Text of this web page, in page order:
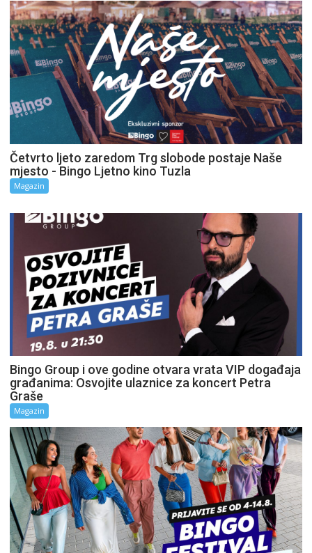
Četvrto ljeto zaredom Trg slobode postaje Naše
mjesto - Bingo Ljetno kino Tuzla
Magazin
Bingo Group i ove godine otvara vrata VIP događaja
građanima: Osvojite ulaznice za koncert Petra
Graše
Magazin